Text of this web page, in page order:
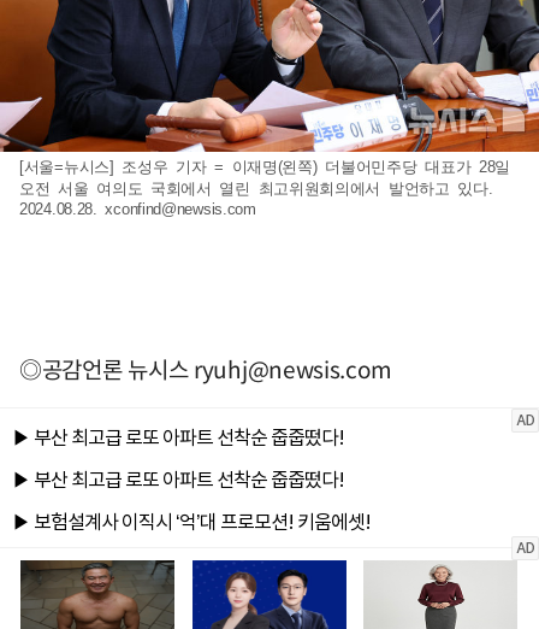
[서울=뉴시스] 조성우 기자 = 이재명(왼쪽) 더불어민주당 대표가 28일
오전 서울 여의도 국회에서 열린 최고위원회의에서 발언하고 있다.
2024.08.28.xconfind@newsis.com
◎공감언론 뉴시스ryuhj@newsis.com